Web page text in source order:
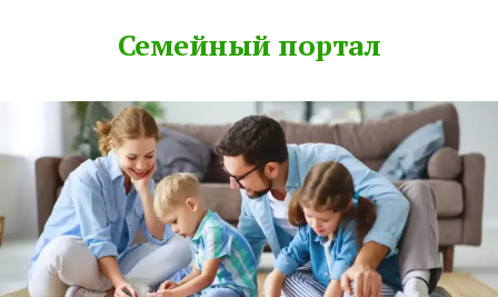
Семейный портал